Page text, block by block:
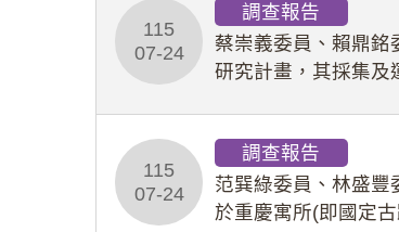
115
07-24
調查報告
蔡崇義委員、賴鼎銘
研究計畫，其採集及
115
07-24
調查報告
范巽綠委員、林盛豐
於重慶寓所(即國定